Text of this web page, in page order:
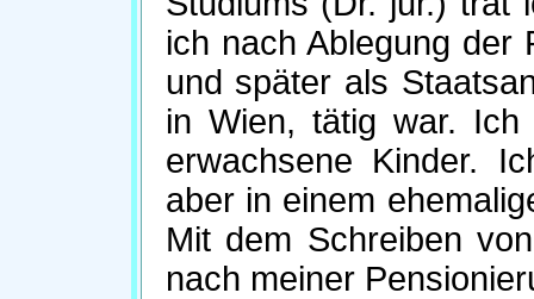
ich nach Ablegung der
und später als
in Wien, tätig war.
erwachsene Kinder.
aber in einem
Mit dem Schreiben
nach meiner